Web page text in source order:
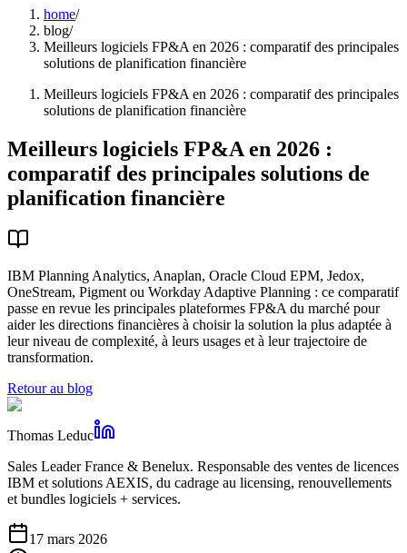
home/
blog/
Meilleurs logiciels FP&A en 2026 : comparatif des principales
solutions de planification financière
Meilleurs logiciels FP&A en 2026 : comparatif des principales
solutions de planification financière
Meilleurs logiciels FP&A en 2026 :
comparatif des principales solutions de
planification financière
IBM Planning Analytics, Anaplan, Oracle Cloud EPM, Jedox,
OneStream, Pigment ou Workday Adaptive Planning : ce comparatif
passe en revue les principales plateformes FP&A du marché pour
aider les directions financières à choisir la solution la plus adaptée à
leur niveau de complexité, à leurs usages et à leur trajectoire de
transformation.
Retour au blog
Thomas Leduc
Sales Leader France & Benelux. Responsable des ventes de licences
IBM et solutions AEXIS, du cadrage au licensing, renouvellements
et bundles logiciels + services.
17 mars 2026